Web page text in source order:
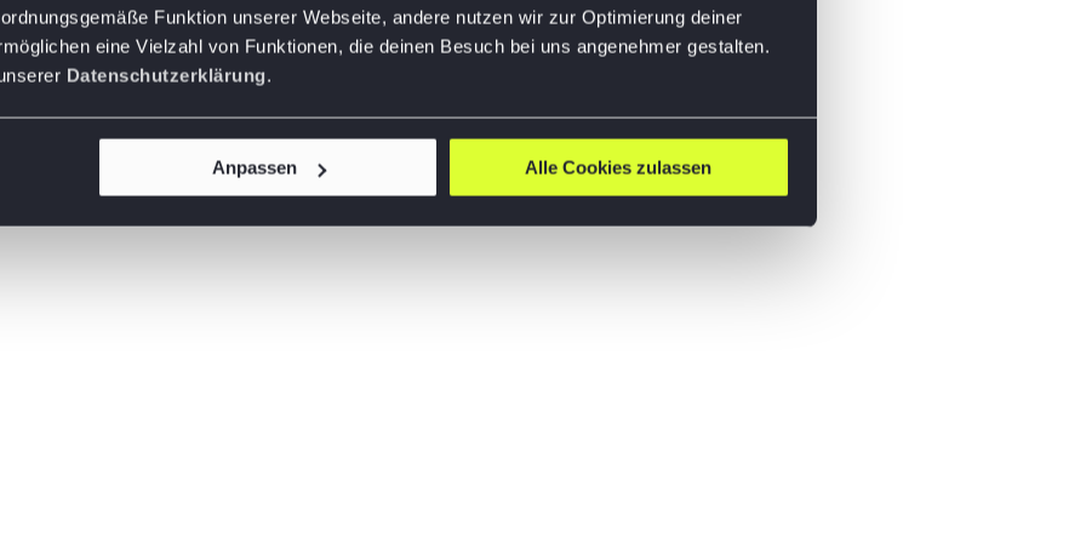
Funktion unserer Webseite, andere nutzen wir zur Optimierung deiner
eine Vielzahl von Funktionen, die deinen Besuch bei uns angenehmer gestalten.
Datenschutzerklärung.
Anpassen Alle Cookies zulassen